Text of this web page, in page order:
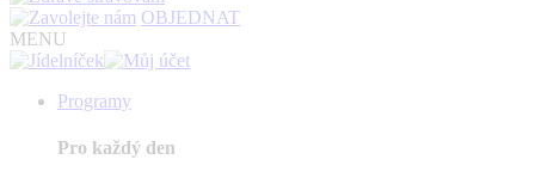
OBJEDNAT
MENU
Programy
Pro každý den